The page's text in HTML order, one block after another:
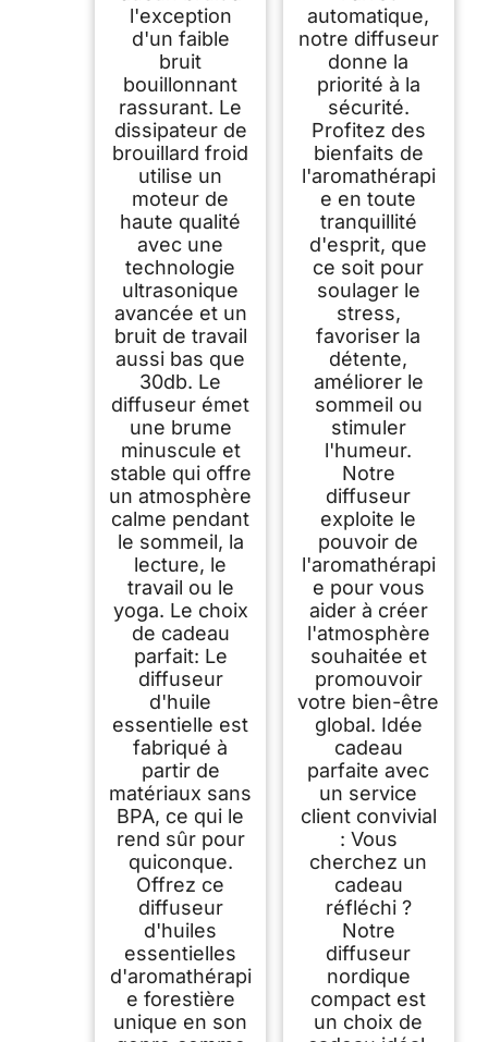
l'exception
d'un faible
bruit
bouillonnant
rassurant. Le
dissipateur de
brouillard froid
utilise un
moteur de
haute qualité
avec une
technologie
ultrasonique
avancée et un
bruit de travail
aussi bas que
30db. Le
diffuseur émet
une brume
minuscule et
stable qui offre
un atmosphère
calme pendant
le sommeil, la
lecture, le
travail ou le
yoga. Le choix
de cadeau
parfait: Le
diffuseur
d'huile
essentielle est
fabriqué à
partir de
matériaux sans
BPA, ce qui le
rend sûr pour
quiconque.
Offrez ce
diffuseur
d'huiles
essentielles
d'aromathérapi
e forestière
unique en son
automatique,
notre diffuseur
donne la
priorité à la
sécurité.
Profitez des
bienfaits de
l'aromathérapi
e en toute
tranquillité
d'esprit, que
ce soit pour
soulager le
stress,
favoriser la
détente,
améliorer le
sommeil ou
stimuler
l'humeur.
Notre
diffuseur
exploite le
pouvoir de
l'aromathérapi
e pour vous
aider à créer
l'atmosphère
souhaitée et
promouvoir
votre bien-être
global. Idée
cadeau
parfaite avec
un service
client convivial
: Vous
cherchez un
cadeau
réfléchi ?
Notre
diffuseur
nordique
compact est
un choix de